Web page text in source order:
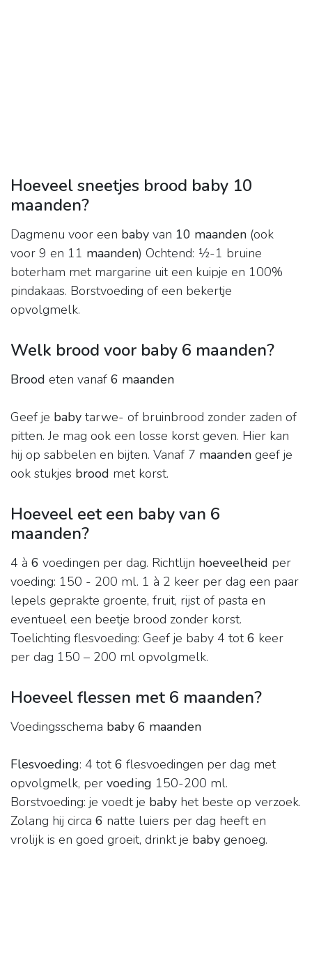
Hoeveel sneetjes brood baby 10
maanden?
Dagmenu voor een baby van 10 maanden (ook
voor 9 en 11 maanden) Ochtend: ½-1 bruine
boterham met margarine uit een kuipje en 100%
pindakaas. Borstvoeding of een bekertje
opvolgmelk.
Welk brood voor baby 6 maanden?
Brood eten vanaf 6 maanden
Geef je baby tarwe- of bruinbrood zonder zaden of
pitten. Je mag ook een losse korst geven. Hier kan
hij op sabbelen en bijten. Vanaf 7 maanden geef je
ook stukjes brood met korst.
Hoeveel eet een baby van 6
maanden?
4 à 6 voedingen per dag. Richtlijn hoeveelheid per
voeding: 150 - 200 ml. 1 à 2 keer per dag een paar
lepels geprakte groente, fruit, rijst of pasta en
eventueel een beetje brood zonder korst.
Toelichting flesvoeding: Geef je baby 4 tot6 keer
per dag 150 – 200 ml opvolgmelk.
Hoeveel flessen met 6 maanden?
Voedingsschema baby 6 maanden
Flesvoeding: 4 tot6 flesvoedingen per dag met
opvolgmelk, per voeding 150-200 ml.
Borstvoeding: je voedt je baby het beste op verzoek.
Zolang hij circa 6 natte luiers per dag heeft en
vrolijk is en goed groeit, drinkt je baby genoeg.